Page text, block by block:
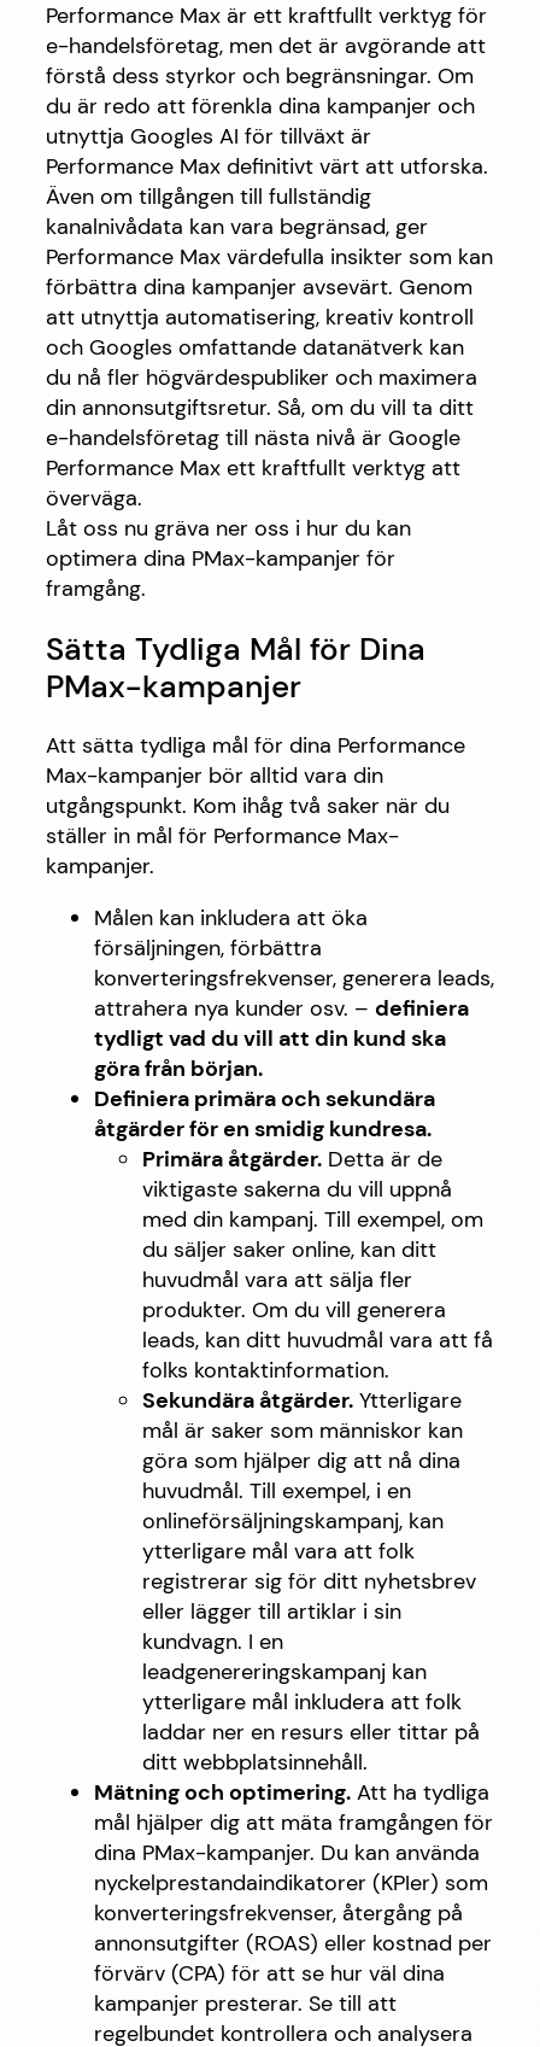
Performance Max är ett kraftfullt verktyg för
e-handelsföretag, men det är avgörande att
förstå dess styrkor och begränsningar. Om
du är redo att förenkla dina kampanjer och
utnyttja Googles AI för tillväxt är
Performance Max definitivt värt att utforska.
Även om tillgången till fullständig
kanalnivådata kan vara begränsad, ger
Performance Max värdefulla insikter som kan
förbättra dina kampanjer avsevärt. Genom
att utnyttja automatisering, kreativ kontroll
och Googles omfattande datanätverk kan
du nå fler högvärdespubliker och maximera
din annonsutgiftsretur. Så, om du vill ta ditt
e-handelsföretag till nästa nivå är Google
Performance Max ett kraftfullt verktyg att
överväga.
Låt oss nu gräva ner oss i hur du kan
optimera dina PMax-kampanjer för
framgång.
Sätta Tydliga Mål för Dina
PMax-kampanjer
Att sätta tydliga mål för dina Performance
Max-kampanjer bör alltid vara din
utgångspunkt. Kom ihåg två saker när du
ställer in mål för Performance Max-
kampanjer.
Målen kan inkludera att öka
försäljningen, förbättra
konverteringsfrekvenser, generera leads,
attrahera nya kunder osv. – definiera
tydligt vad du vill att din kund ska
göra från början.
Definiera primära och sekundära
åtgärder för en smidig kundresa.
Primära åtgärder. Detta är de
viktigaste sakerna du vill uppnå
med din kampanj. Till exempel, om
du säljer saker online, kan ditt
huvudmål vara att sälja fler
produkter. Om du vill generera
leads, kan ditt huvudmål vara att få
folks kontaktinformation.
Sekundära åtgärder. Ytterligare
mål är saker som människor kan
göra som hjälper dig att nå dina
huvudmål. Till exempel, i en
onlineförsäljningskampanj, kan
ytterligare mål vara att folk
registrerar sig för ditt nyhetsbrev
eller lägger till artiklar i sin
kundvagn. I en
leadgenereringskampanj kan
ytterligare mål inkludera att folk
laddar ner en resurs eller tittar på
ditt webbplatsinnehåll.
Mätning och optimering. Att ha tydliga
mål hjälper dig att mäta framgången för
dina PMax-kampanjer. Du kan använda
nyckelprestandaindikatorer (KPIer) som
konverteringsfrekvenser, återgång på
annonsutgifter (ROAS) eller kostnad per
förvärv (CPA) för att se hur väl dina
kampanjer presterar. Se till att
regelbundet kontrollera och analysera